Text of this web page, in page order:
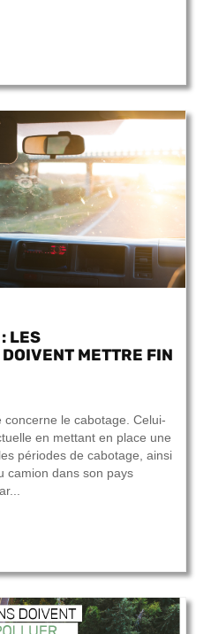
LES
METTRE FIN
le cabotage. Celui-
en mettant en place une
périodes de cabotage, ainsi
camion dans son pays